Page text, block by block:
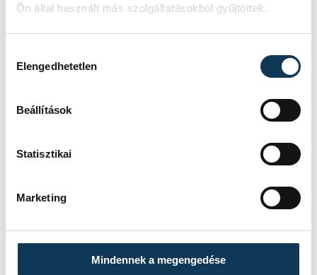
Ön által használt más szolgáltatásokból gyűjtöttek.
Elengedhetetlen
Beállítások
Statisztikai
Marketing
Mindennek a megengedése
Pios lap: Molnár S. (45.)
Szalai
Csaba